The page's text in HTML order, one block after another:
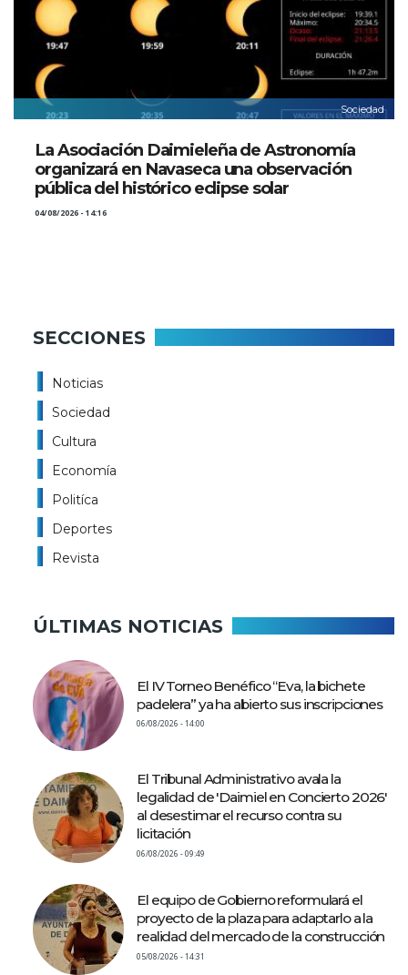
Sociedad
La Asociación Daimieleña de Astronomía
organizará en Navaseca una observación
pública del histórico eclipse solar
04/08/2026 - 14:16
SECCIONES
Noticias
Sociedad
Cultura
Economía
Politíca
Deportes
Revista
ÚLTIMAS NOTICIAS
El IV Torneo Benéfico “Eva, la bichete
padelera” ya ha abierto sus inscripciones
06/08/2026 - 14:00
El Tribunal Administrativo avala la
legalidad de 'Daimiel en Concierto 2026'
al desestimar el recurso contra su
licitación
06/08/2026 - 09:49
El equipo de Gobierno reformulará el
proyecto de la plaza para adaptarlo a la
realidad del mercado de la construcción
05/08/2026 - 14:31